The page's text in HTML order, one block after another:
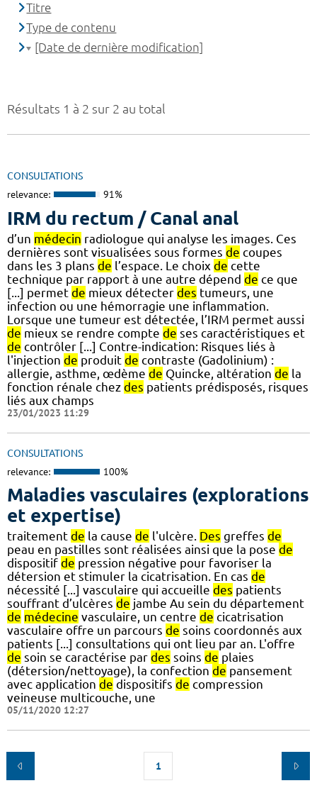
Résultats 1 à 2 sur 2 au total
CONSULTATIONS
relevance: 91%
IRM du rectum / Canal anal
d’un médecin radiologue qui analyse les images. Ces
dernières sont visualisées sous formes de coupes
dans les 3 plans de l’espace. Le choix de cette
technique par rapport à une autre dépend de ce que
[...] permet de mieux détecter des tumeurs, une
infection ou une hémorragie une inflammation.
Lorsque une tumeur est détectée, l’IRM permet aussi
de mieux se rendre compte de ses caractéristiques et
de contrôler [...] Contre-indication: Risques liés à
l'injection de produit de contraste (Gadolinium) :
allergie, asthme, œdème de Quincke, altération de la
fonction rénale chez des patients prédisposés, risques
liés aux champs
23/01/2023 11:29
CONSULTATIONS
relevance: 100%
Maladies vasculaires (explorations
et expertise)
traitement de la cause de l'ulcère. Des greffes de
peau en pastilles sont réalisées ainsi que la pose de
dispositif de pression négative pour favoriser la
détersion et stimuler la cicatrisation. En cas de
nécessité [...] vasculaire qui accueille des patients
souffrant d’ulcères de jambe Au sein du département
de médecine vasculaire, un centre de cicatrisation
vasculaire offre un parcours de soins coordonnés aux
patients [...] consultations qui ont lieu par an. L'offre
de soin se caractérise par des soins de plaies
(détersion/nettoyage), la confection de pansement
avec application de dispositifs de compression
veineuse multicouche, une
05/11/2020 12:27
1
Titre
Type de contenu
[Date de dernière modification]